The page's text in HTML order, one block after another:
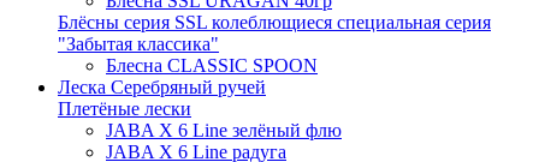
Блёсны серия SSL колеблющиеся специальная серия
"Забытая классика"
Блесна CLASSIC SPOON
Леска Серебряный ручей
Плетёные лески
JABA X 6 Line зелёный флю
JABA X 6 Line радуга